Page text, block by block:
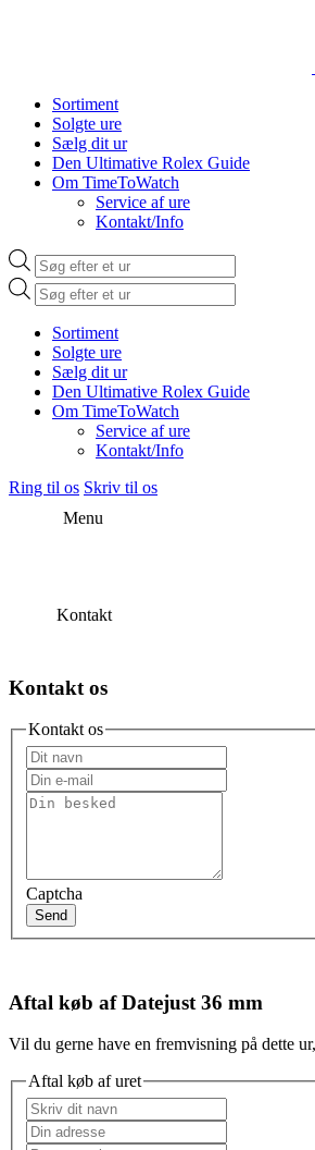
Sortiment
Solgte ure
Sælg dit ur
Den Ultimative Rolex Guide
Om TimeToWatch
Service af ure
Kontakt/Info
Products
search
Products
search
Sortiment
Solgte ure
Sælg dit ur
Den Ultimative Rolex Guide
Om TimeToWatch
Service af ure
Kontakt/Info
Ring til os Skriv til os
Menu
Kontakt
Kontakt os
Kontakt os
Captcha
Send
Aftal køb af Datejust 36 mm
Vil du gerne have en fremvisning på dette
Aftal køb af uret